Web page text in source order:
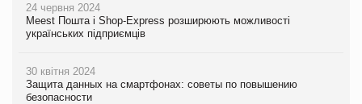
24 червня 2024
Meest Пошта і Shop-Express розширюють можливості
українських підприємців
30 квітня 2024
Защита данных на смартфонах: советы по повышению
безопасности